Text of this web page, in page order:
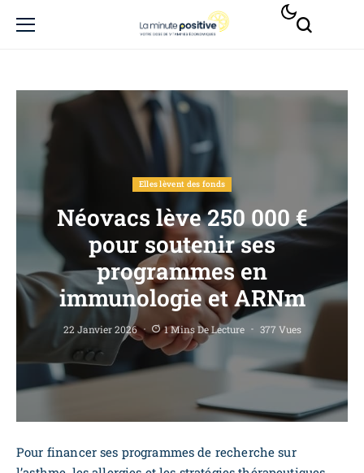
Elles lèvent des fonds
Néovacs lève 250 000 €
pour soutenir ses
programmes en
immunologie et ARNm
22 Janvier 2026 1 Mins De Lecture 377 Vues
Pour financer ses programmes de recherche sur